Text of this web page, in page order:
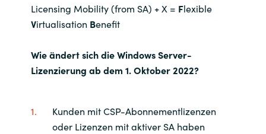
Licensing Mobility (from SA) + X = Flexible
Virtualisation Benefit
Wie ändert sich die Windows Server-
Lizenzierung ab dem 1. Oktober 2022?
Kunden mit CSP-Abonnementlizenzen
oder Lizenzen mit aktiver SA haben